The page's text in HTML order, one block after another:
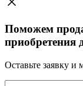
Поможем
приобретения
Оставьте заявку